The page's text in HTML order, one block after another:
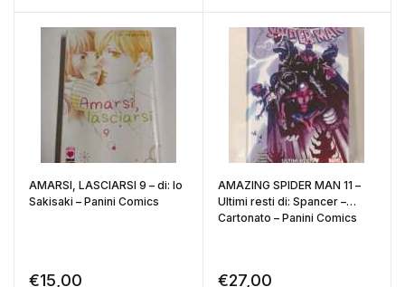
AMARSI, LASCIARSI 9 – di: Io
Sakisaki – Panini Comics
€15,00
AMAZING SPIDER MAN 11 –
Ultimi resti di: Spancer –
Cartonato – Panini Comics
€27,00